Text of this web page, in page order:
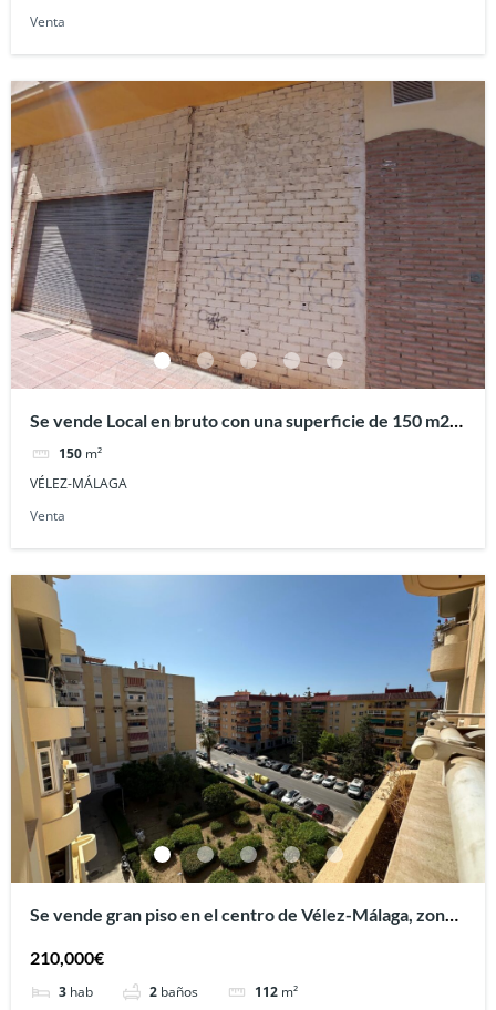
Venta
Se vende Local en bruto con una superficie de 150 m2.
en el centro de Vélez-Málaga (junto al colegio
Reñidero).
150 m²
VÉLEZ-MÁLAGA
Venta
Se vende gran piso en el centro de Vélez-Málaga, zona
210,000€
3 hab 2 baños 112 m²